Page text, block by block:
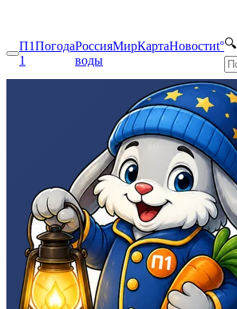
П1Погода
1
РоссияМирКартаНовостиt°
воды
🔍